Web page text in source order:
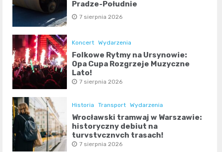
Pradze-Południe
7 sierpnia 2026
Koncert Wydarzenia
Folkowe Rytmy na Ursynowie:
Opa Cupa Rozgrzeje Muzyczne
Lato!
7 sierpnia 2026
Historia Transport Wydarzenia
Wrocławski tramwaj w Warszawie:
historyczny debiut na
turystycznych trasach!
7 sierpnia 2026